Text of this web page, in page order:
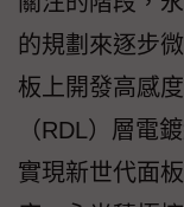
的規劃來逐步
板上開發高感
（RDL）層電
實現新世代面